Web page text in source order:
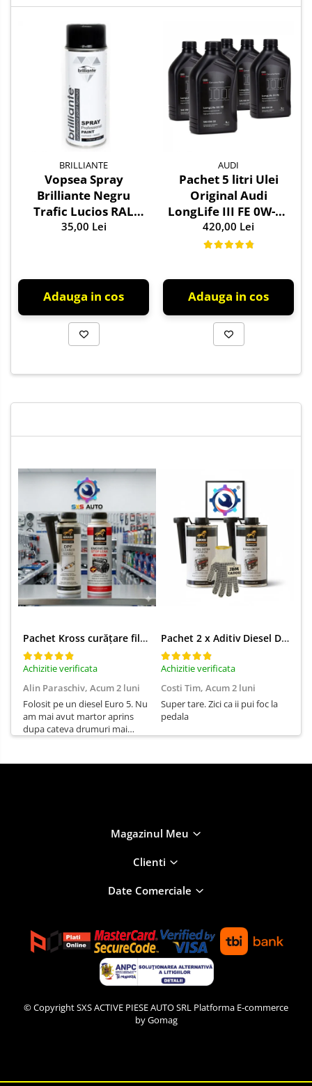
BRILLIANTE
Vopsea Spray
Brilliante Negru
Trafic Lucios RAL
9017 400 ml
35,00 Lei
Adauga in cos
AUDI
Pachet 5 litri Ulei
Original Audi
LongLife III FE 0W-30
GS55545D2 –
Aprobări VW 504.00 /
420,00 Lei
Adauga in cos
Pachet Kross curățare filtru particule DPF și etanșare ulei 250 ml + 250 ml
Achizitie verificata
Alin Paraschiv, Acum 2 luni
Folosit pe un diesel Euro 5. Nu
am mai avut martor aprins
dupa cateva drumuri mai
Pachet 2 x Aditiv Diesel Detox Premium Kross - Curățare Completă, +5 Puncte Cetanic & Protecție DPF/EGR
Achizitie verificata
Costi Tim, Acum 2 luni
Super tare. Zici ca ii pui foc la
pedala
Magazinul Meu
Clienti
Date Comerciale
© Copyright SXS ACTIVE PIESE AUTO SRL Platforma E-commerce
by Gomag